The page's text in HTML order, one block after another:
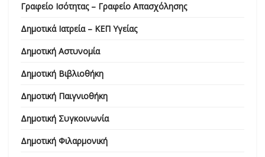
Γραφείο Ισότητας – Γραφείο Απασχόλησης
Δημοτικά Ιατρεία – ΚΕΠ Υγείας
Δημοτική Αστυνομία
Δημοτική Βιβλιοθήκη
Δημοτική Παιγνιοθήκη
Δημοτική Συγκοινωνία
Δημοτική Φιλαρμονική